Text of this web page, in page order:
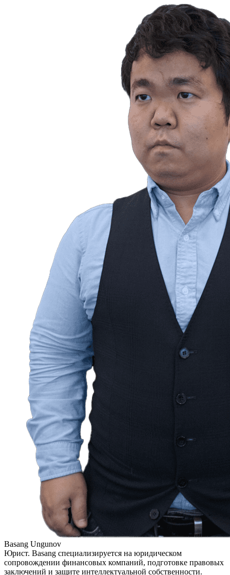
Basang Ungunov
Юрист. Basang специализируется на юридическом
сопровождении финансовых компаний, подготовке правовых
заключений и защите интеллектуальной собственности.